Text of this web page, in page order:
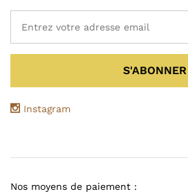
Instagram
Nos moyens de paiement :